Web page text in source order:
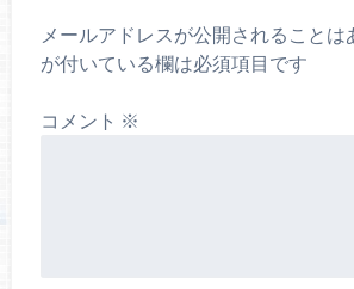
メールアドレスが公開されることは
が付いている欄は必須項目です
コメント ※